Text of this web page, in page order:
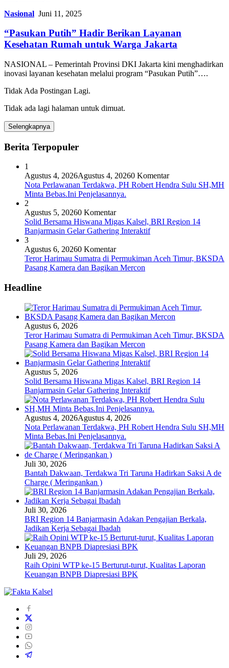
Nasional Juni 11, 2025
“Pasukan Putih” Hadir Berikan Layanan
Kesehatan Rumah untuk Warga Jakarta
NASIONAL – Pemerintah Provinsi DKI Jakarta kini menghadirkan
inovasi layanan kesehatan melalui program “Pasukan Putih”….
Tidak Ada Postingan Lagi.
Tidak ada lagi halaman untuk dimuat.
Selengkapnya
Berita Terpopuler
1
Agustus 4, 2026Agustus 4, 20260 Komentar
Nota Perlawanan Terdakwa, PH Robert Hendra Sulu SH,MH
Minta Bebas.Ini Penjelasannya.
2
Agustus 5, 20260 Komentar
Solid Bersama Hiswana Migas Kalsel, BRI Region 14
Banjarmasin Gelar Gathering Interaktif
3
Agustus 6, 20260 Komentar
Teror Harimau Sumatra di Permukiman Aceh Timur, BKSDA
Pasang Kamera dan Bagikan Mercon
Headline
Agustus 6, 2026
Teror Harimau Sumatra di Permukiman Aceh Timur, BKSDA
Pasang Kamera dan Bagikan Mercon
Agustus 5, 2026
Solid Bersama Hiswana Migas Kalsel, BRI Region 14
Banjarmasin Gelar Gathering Interaktif
Agustus 4, 2026Agustus 4, 2026
Nota Perlawanan Terdakwa, PH Robert Hendra Sulu SH,MH
Minta Bebas.Ini Penjelasannya.
Juli 30, 2026
Bantah Dakwaan, Terdakwa Tri Taruna Hadirkan Saksi A de
Charge ( Meringankan )
Juli 30, 2026
BRI Region 14 Banjarmasin Adakan Pengajian Berkala,
Jadikan Kerja Sebagai Ibadah
Juli 29, 2026
Raih Opini WTP ke-15 Berturut-turut, Kualitas Laporan
Keuangan BNPB Diapresiasi BPK